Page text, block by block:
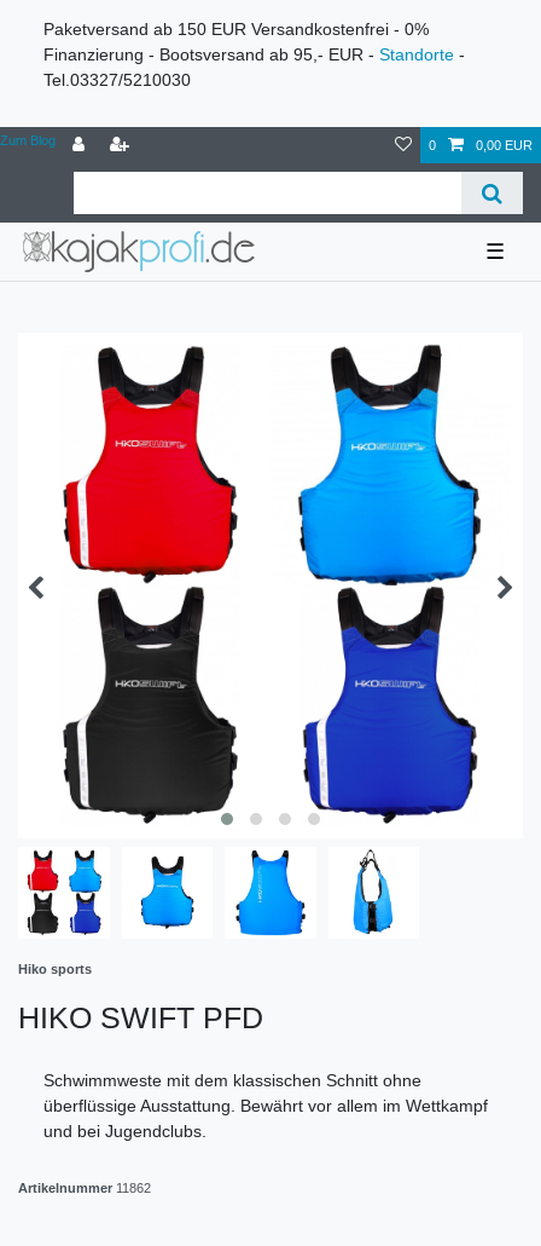
Paketversand ab 150 EUR Versandkostenfrei - 0%
Finanzierung - Bootsversand ab 95,- EUR - Standorte -
Tel.03327/5210030
Zum Blog 0 0,00 EUR
☰
Hiko sports
HIKO SWIFT PFD
Schwimmweste mit dem klassischen Schnitt ohne
überflüssige Ausstattung. Bewährt vor allem im Wettkampf
und bei Jugendclubs.
Artikelnummer 11862